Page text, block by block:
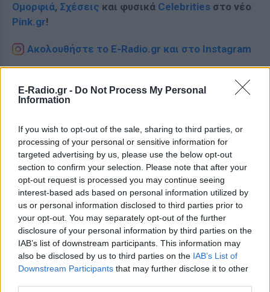
E-Radio.gr - Do Not Process My Personal
Information
If you wish to opt-out of the sale, sharing to third parties, or
processing of your personal or sensitive information for
targeted advertising by us, please use the below opt-out
section to confirm your selection. Please note that after your
opt-out request is processed you may continue seeing
interest-based ads based on personal information utilized by
us or personal information disclosed to third parties prior to
your opt-out. You may separately opt-out of the further
disclosure of your personal information by third parties on the
IAB’s list of downstream participants. This information may
also be disclosed by us to third parties on the IAB’s List of
Downstream Participants that may further disclose it to other
Ομορφιά, Σχέσεις και φυσικά Celebrities στο νέο
Pink.gr!
Ακολουθήστε το E-Radio.gr και στο Instagram